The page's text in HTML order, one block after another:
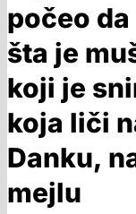
počeo da
šta je
koji je
koja liči
Danku,
mejlu